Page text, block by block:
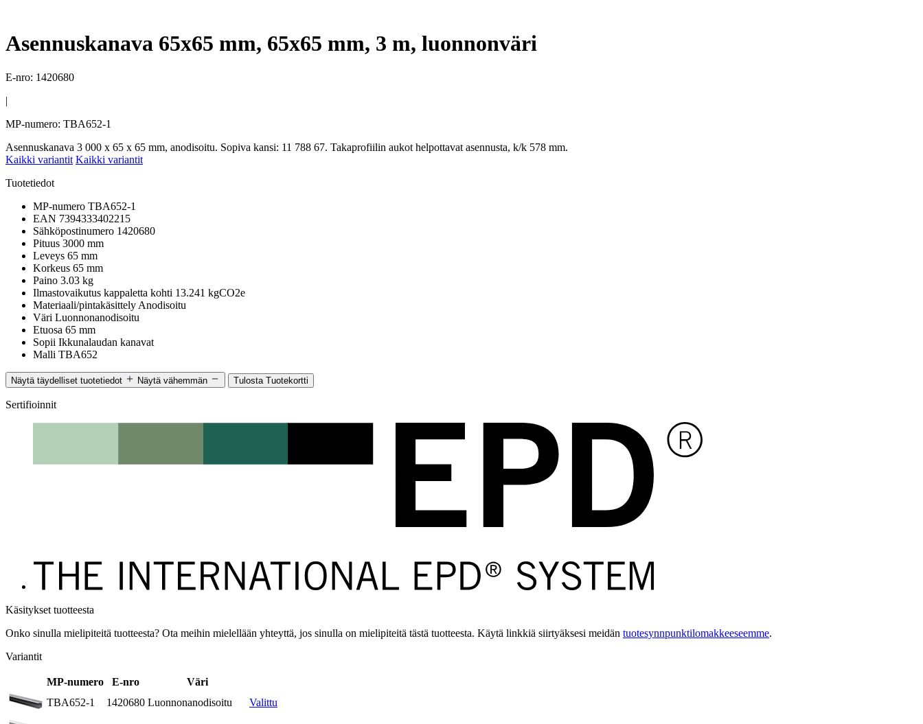
Asennuskanava 65x65 mm, 65x65 mm, 3 m, luonnonväri
E-nro: 1420680
|
MP-numero: TBA652-1
Asennuskanava 3 000 x 65 x 65 mm, anodisoitu. Sopiva kansi: 11 788 67. Takaprofiilin aukot helpottavat asennusta, k/k 578 mm.
Kaikki variantit Kaikki variantit
Tuotetiedot
MP-numero TBA652-1
EAN 7394333402215
Sähköpostinumero 1420680
Pituus 3000 mm
Leveys 65 mm
Korkeus 65 mm
Paino 3.03 kg
Ilmastovaikutus kappaletta kohti 13.241 kgCO2e
Materiaali/pintakäsittely Anodisoitu
Väri Luonnonanodisoitu
Etuosa 65 mm
Sopii Ikkunalaudan kanavat
Malli TBA652
Näytä täydelliset tuotetiedot Näytä vähemmän Tulosta Tuotekortti
Sertifioinnit
Käsitykset tuotteesta
Onko sinulla mielipiteitä tuotteesta? Ota meihin mielellään yhteyttä, jos sinulla on mielipiteitä tästä tuotteesta. Käytä linkkiä siirtyäksesi meidän tuotesynnpunktilomakkeeseemme.
Variantit
MP-numero E-nro
Väri
TBA652-1
1420680 Luonnonanodisoitu Valittu